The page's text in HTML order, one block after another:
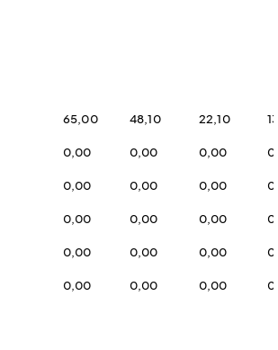
65,00 48,10 22,10
0,00 0,00 0,00
0,00 0,00 0,00
0,00 0,00 0,00
0,00 0,00 0,00
0,00 0,00 0,00